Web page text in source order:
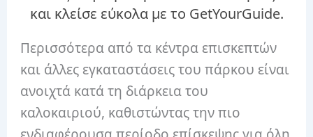
και κλείσε εύκολα με το GetYourGuide.
Περισσότερα από τα κέντρα επισκεπτών
και άλλες εγκαταστάσεις του πάρκου είναι
ανοιχτά κατά τη διάρκεια του
καλοκαιριού, καθιστώντας την πιο